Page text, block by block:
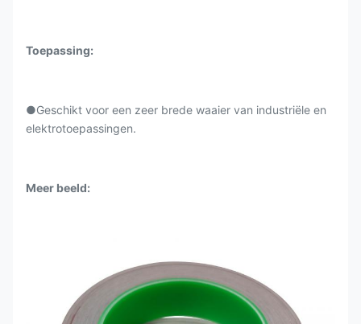
Toepassing:
●Geschikt voor een zeer brede waaier van industriële en
elektrotoepassingen.
Meer beeld: